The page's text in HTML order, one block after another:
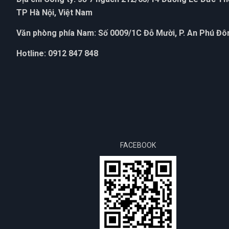
TP Hà Nội, Việt Nam
Văn phòng phía Nam: Số 0009/1C Đỗ Mười, P. An Phú
Hotline: 0912 847 848
FACEBOOK